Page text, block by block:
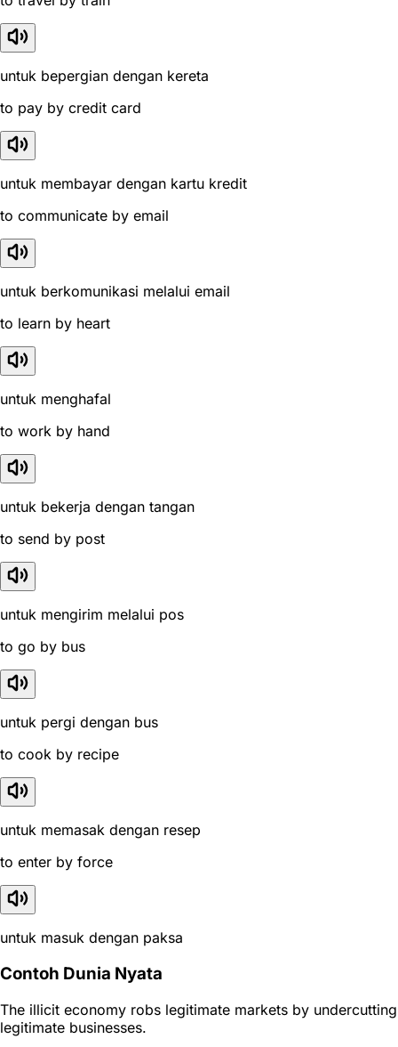
untuk bepergian dengan kereta
to pay by credit card
untuk membayar dengan kartu kredit
to communicate by email
untuk berkomunikasi melalui email
to learn by heart
untuk menghafal
to work by hand
untuk bekerja dengan tangan
to send by post
untuk mengirim melalui pos
to go by bus
untuk pergi dengan bus
to cook by recipe
untuk memasak dengan resep
to enter by force
untuk masuk dengan paksa
Contoh Dunia Nyata
The illicit economy robs legitimate markets by undercutting
legitimate businesses.